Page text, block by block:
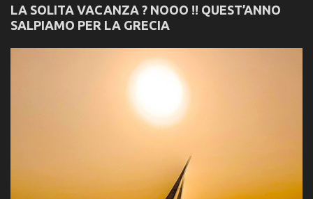
LA SOLITA VACANZA ? NOOO !! QUEST’ANNO
SALPIAMO PER LA GRECIA